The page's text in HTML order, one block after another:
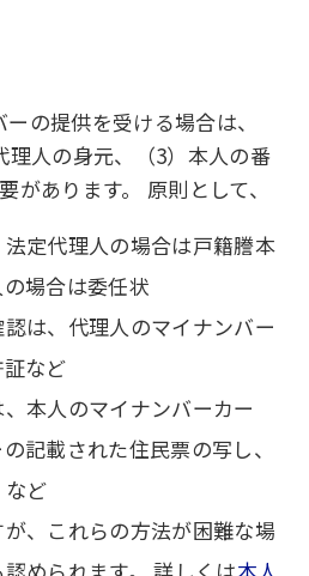
の提供を受ける場合は、
理人の身元、（3）本人の番
があります。 原則として、
定代理人の場合は戸籍謄本
場合は委任状
は、代理人のマイナンバー
など
本人のマイナンバーカー
記載された住民票の写し、
ど
、これらの方法が困難な場